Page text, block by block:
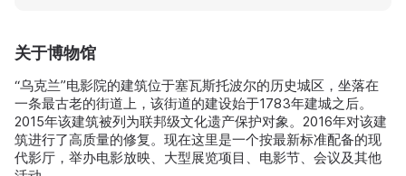
关于博物馆
“乌克兰”电影院的建筑位于塞瓦斯托波尔的历史城区，坐落在
一条最古老的街道上，该街道的建设始于1783年建城之后。
2015年该建筑被列为联邦级文化遗产保护对象。2016年对该建
筑进行了高质量的修复。现在这里是一个按最新标准配备的现
代影厅，举办电影放映、大型展览项目、电影节、会议及其他